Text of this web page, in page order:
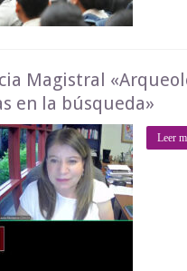
Magistral
en la búsqueda»
Leer